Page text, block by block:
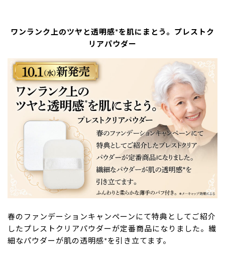
ワンランク上のツヤと透明感*を肌にまとう。プレストク
リアパウダー
春のファンデーションキャンペーンにて特典としてご紹介
したプレストクリアパウダーが定番商品になりました。繊
細なパウダーが肌の透明感*を引き立てます。